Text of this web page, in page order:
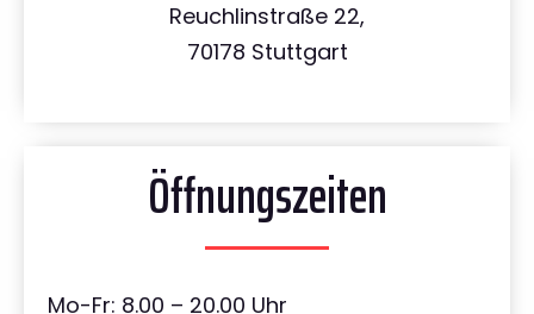
Reuchlinstraße 22,
70178 Stuttgart
Öffnungszeiten
Mo-Fr: 8.00 – 20.00 Uhr